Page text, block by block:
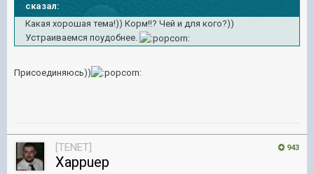
сказал:
Какая хорошая тема!)) Корм!!? Чей и для кого?))
Устраиваемся поудобнее.
Присоединяюсь))
943
[TENET]
Xappuep